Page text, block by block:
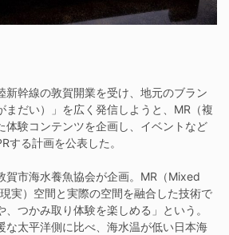
幹線の敦賀開業を受け、地元のブラン
まだい）」を広く発信しようと、MR（複
体験コンテンツを企画し、イベントなど
する計画を公表した。
市海水養魚協会が企画。MR（Mixed
実）空間と実際の空間を融合した技術で
、つかみ取り体験を楽しめる」という。
太平洋側に比べ、海水温が低い日本海